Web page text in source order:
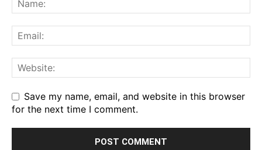
Save my name, email, and website in this browser
for the next time I comment.